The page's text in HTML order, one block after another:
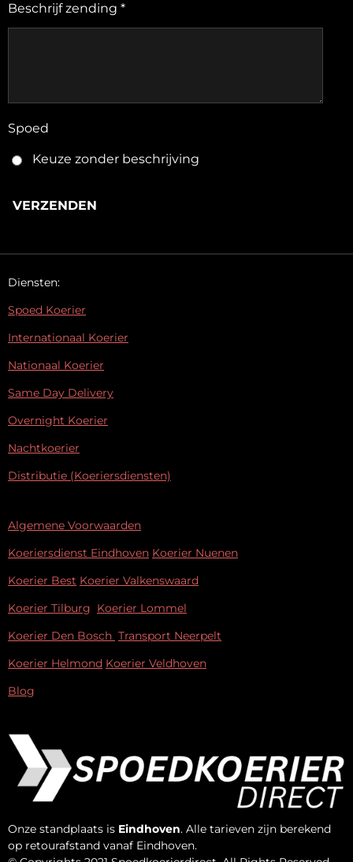
Beschrijf zending *
Spoed
Keuze zonder beschrijving
VERZENDEN
Diensten:
Spoed Koerier
Internationaal Koerier
Nationaal Koerier
Same Day Delivery
Overnight Koerier
Nachtkoerier
Distributie (Koeriersdiensten)
Algemene Voorwaarden
Koeriersdienst Eindhoven Koerier Nuenen
Koerier Best Koerier Valkenswaard
Koerier Tilburg Koerier Lommel
Koerier Den Bosch Transport Neerpelt
Koerier Helmond Koerier Veldhoven
Blog
Onze standplaats is Eindhoven. Alle tarieven zijn berekend
op retourafstand vanaf Eindhoven.